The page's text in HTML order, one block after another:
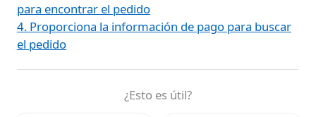
para encontrar el pedido
4. Proporciona la información de pago para buscar
el pedido
¿Esto es útil?